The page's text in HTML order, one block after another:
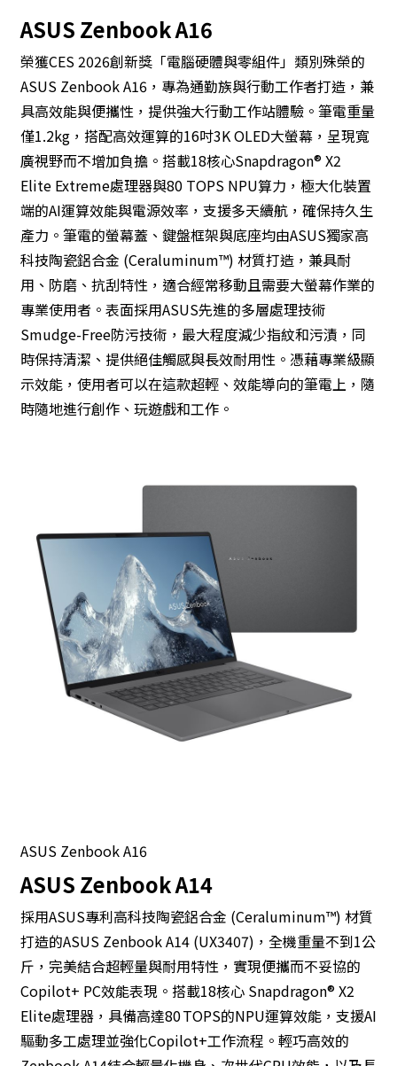
ASUS Zenbook A16
榮獲CES 2026創新獎「電腦硬體與零組件」類別殊榮的
ASUS Zenbook A16，專為通勤族與行動工作者打造，兼
具高效能與便攜性，提供強大行動工作站體驗。筆電重量
僅1.2kg，搭配高效運算的16吋3K OLED大螢幕，呈現寬
廣視野而不增加負擔。搭載18核心Snapdragon® X2
Elite Extreme處理器與80 TOPS NPU算力，極大化裝置
端的AI運算效能與電源效率，支援多天續航，確保持久生
產力。筆電的螢幕蓋、鍵盤框架與底座均由ASUS獨家高
科技陶瓷鋁合金 (Ceraluminum™) 材質打造，兼具耐
用、防磨、抗刮特性，適合經常移動且需要大螢幕作業的
專業使用者。表面採用ASUS先進的多層處理技術
Smudge-Free防污技術，最大程度減少指紋和污漬，同
時保持清潔、提供絕佳觸感與長效耐用性。憑藉專業級顯
示效能，使用者可以在這款超輕、效能導向的筆電上，隨
時隨地進行創作、玩遊戲和工作。
ASUS Zenbook A16
ASUS Zenbook A14
採用ASUS專利高科技陶瓷鋁合金 (Ceraluminum™) 材質
打造的ASUS Zenbook A14 (UX3407)，全機重量不到1公
斤，完美結合超輕量與耐用特性，實現便攜而不妥協的
Copilot+ PC效能表現。搭載18核心 Snapdragon® X2
Elite處理器，具備高達80 TOPS的NPU運算效能，支援AI
驅動多工處理並強化Copilot+工作流程。輕巧高效的